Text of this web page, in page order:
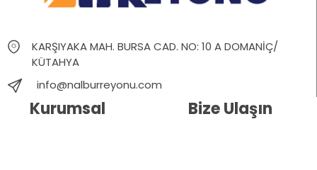
KARŞIYAKA MAH. BURSA CAD. NO: 10 A DOMANİÇ/
KÜTAHYA
info@nalburreyonu.com
Kurumsal Bize Ulaşın